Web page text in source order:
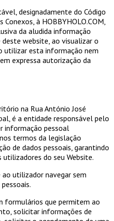
designadamente do Código
à HOBBYHOLO.COM,
da aludida informação
website, ao visualizar o
utilizar esta informação nem
expressa autorização da
na Rua António José
é a entidade responsável pelo
informação pessoal
termos da legislação
de dados pessoais, garantindo
do seu Website.
utilizador navegar sem
formulários que permitem ao
solicitar informações de